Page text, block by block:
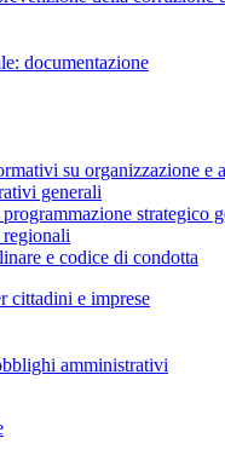
documentazione
su organizzazione e
generali
strategico
e codice di condotta
cittadini e imprese
amministrativi